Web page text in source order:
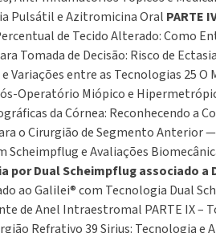
Pulsátil e Azitromicina Oral PARTE
de Tecido Alterado: Como
Tomada de Decisão: Risco de Ectasia
Variações entre as Tecnologias 25
Operatório Miópico e
da Córnea: Reconhecendo a
o Cirurgião de Segmento Anterior
Scheimpflug e Avaliações
por Dual Scheimpflug associado a
ao Galilei® com Tecnologia Dual
de Anel Intraestromal PARTE IX –
Refrativo 39 Sirius: Tecnologia